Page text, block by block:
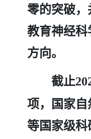
零的突破，
教育神经
方向。
截止
项，国家
等国家级科